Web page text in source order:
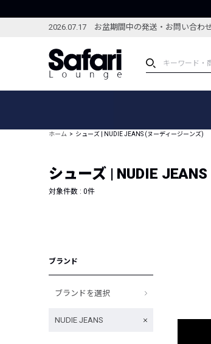
2026.07.17 お盆期間中の発送・お問い合わ
ブランドから探す
新着アイテム
編集部のおすすめアイテム
特
コ
ホーム シューズ | NUDIE JEANS (ヌーディージーンズ)
シューズ | NUDIE
対象件数 : 0件
ブランド
ブランドを選択
NUDIE JEANS